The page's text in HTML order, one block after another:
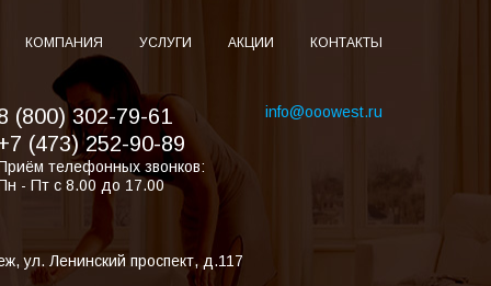
КОМПАНИЯ УСЛУГИ АКЦИИ КОНТАКТЫ
(800) 302-79-61
(473) 252-90-89
телефонных звонков:
- Пт с 8.00 до 17.00
info@ooowest.ru
,ул. Ленинский проспект, д.117